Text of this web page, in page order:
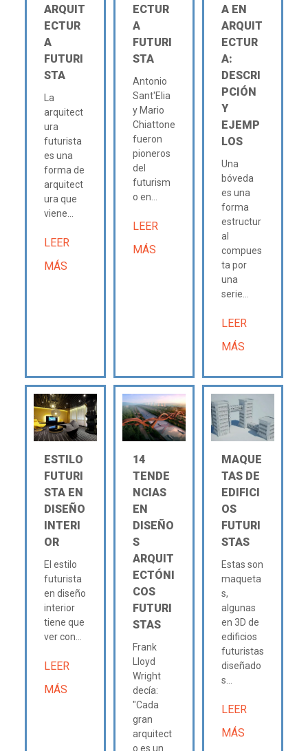
ARQUIT
ECTUR
A
FUTURI
STA
La
arquitect
ura
futurista
es una
forma de
arquitect
ura que
viene...
LEER
MÁS
ECTUR
A
FUTURI
STA
Antonio
Sant'Elia
y Mario
Chiattone
fueron
pioneros
del
futurism
o en...
LEER
MÁS
A EN
ARQUIT
ECTUR
A:
DESCRI
PCIÓN
Y
EJEMP
LOS
Una
bóveda
es una
forma
estructur
al
compues
ta por
una
serie...
LEER
MÁS
ESTILO
FUTURI
STA EN
DISEÑO
INTERI
OR
El estilo
futurista
en diseño
interior
tiene que
ver con...
LEER
MÁS
14
TENDE
NCIAS
EN
DISEÑO
S
ARQUIT
ECTÓNI
COS
FUTURI
STAS
Frank
Lloyd
Wright
decía:
"Cada
gran
arquitect
o es un
MAQUE
TAS DE
EDIFICI
OS
FUTURI
STAS
Estas son
maqueta
s,
algunas
en 3D de
edificios
futuristas
diseñado
s...
LEER
MÁS